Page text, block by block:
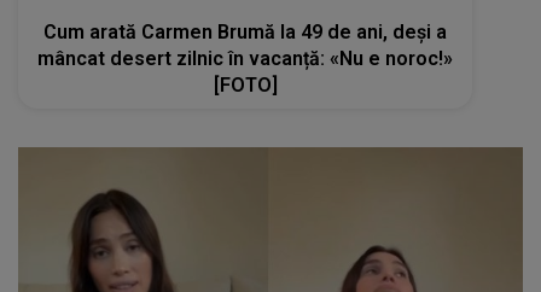
Cum arată Carmen Brumă la 49 de ani, deși a
mâncat desert zilnic în vacanță: «Nu e noroc!»
[FOTO]